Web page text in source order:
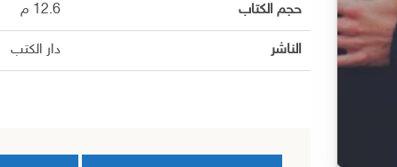
حجم الكتاب 12.6 م
الناشر دار الكتب